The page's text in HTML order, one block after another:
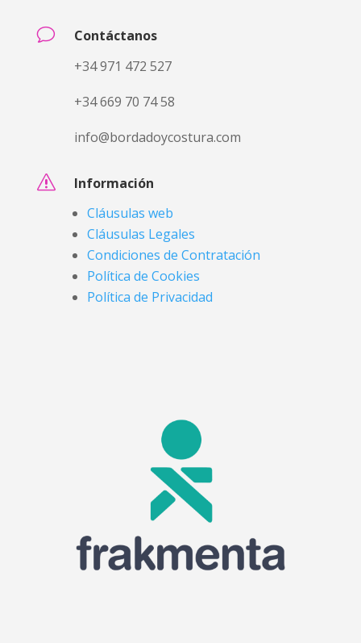
v
Contáctanos
+34 971 472 527
+34 669 70 74 58
info@bordadoycostura.com
s
Información
Cláusulas web
Cláusulas Legales
Condiciones de Contratación
Política de Cookies
Política de Privacidad